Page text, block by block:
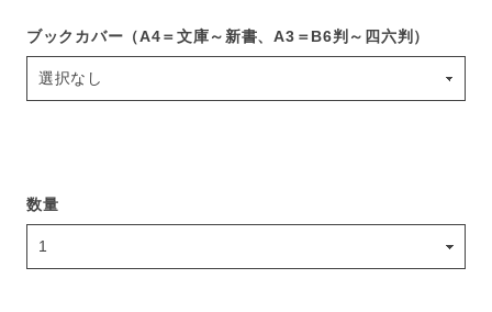
ブックカバー（A4＝文庫～新書、A3＝B6判～四六判）
数量